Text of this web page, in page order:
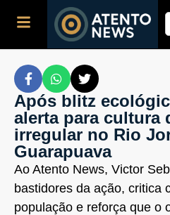
Após blitz
alerta para cultura
irregular no Rio
Guarapuava
Ao Atento News, Victor
bastidores da ação, critica
população e reforça que o